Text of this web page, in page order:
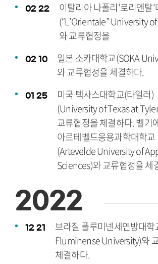
02 22
이탈리아 나폴리'로리엔탈'
(“L’Orientale” University
와 교류협정을
02 10
일본 소카대학교(SOKA
와 교류협정을 체결하다.
01 25
미국 텍사스대학교(타일러)
(University of Texas at
교류협정을 체결하다. 벨기
아르테벨드응용과학대학교
(Artevelde University of
Sciences)와 교류협정을 체
2022
12 21
브라질 플루미넨세연방대
Fluminense University)와
체결하다.